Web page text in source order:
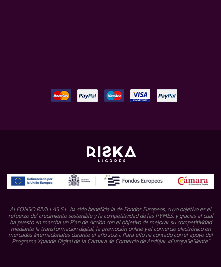
ALFONSO RIVILLAS S.L. ha sido beneficiaria de Fondos Europeos, cuyo objetivo es el
refuerzo del crecimiento sostenible y la competitividad de las PYMES, y gracias al cual
ha puesto en marcha un Plan de Acción con el objetivo de mejorar su competitividad
mediante la transformación digital, la promoción online y el comercio electrónico en
mercados internacionales durante el año 2025. Para ello ha contado con el apoyo del
Programa Xpande Digital de la Cámara de Comercio de Andújar #EuropaSeSiente”